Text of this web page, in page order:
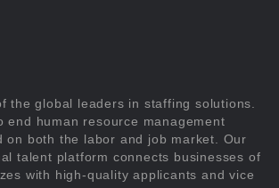
the global leaders in staffing solutions.
end human resource management
on both the labor and job market. Our
talent platform connects businesses of
with high-quality applicants and vice